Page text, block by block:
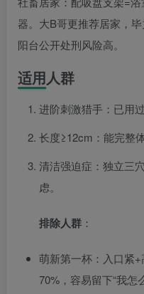
器。大B哥更推荐居家，
阳台公开处刑风险高。
适用人群
进阶刺激猎手：已用
长度≥12cm：能完整
清洁强迫症：独立三
虑。
排除人群 ：
萌新第一杯：入口紧
70%，容易留下“我怎